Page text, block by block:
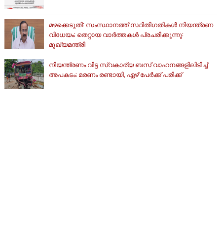
മഴക്കെടുതി: സംസ്ഥാനത്ത് സ്ഥിതിഗതികള്‍ നിയന്ത്രണ
വിധേയം; തെറ്റായ വാര്‍ത്തകള്‍ പ്രചരിക്കുന്നു:
മുഖ്യമന്ത്രി
നിയന്ത്രണം വിട്ട സ്വകാര്യ ബസ് വാഹനങ്ങളിലിടിച്ച്
അപകടം; മരണം രണ്ടായി, ഏഴ് പേർക്ക് പരിക്ക്